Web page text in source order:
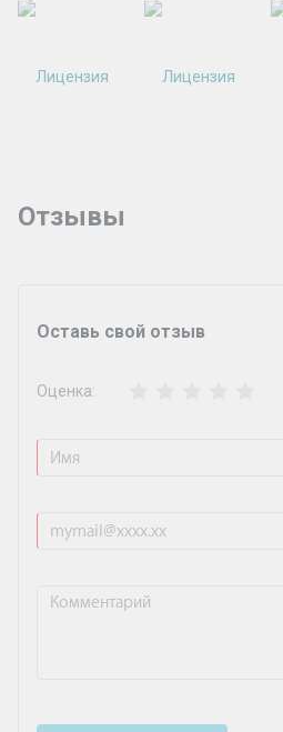
Отзывы
Оставь свой отзыв
Оценка: